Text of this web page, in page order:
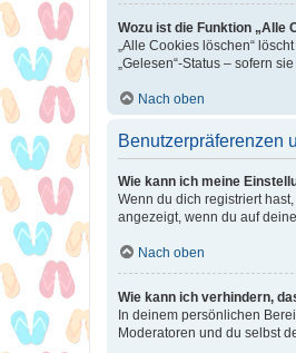
Wozu ist die Funktion „Alle
„Alle Cookies löschen“
„Gelesen“-Status – sofern
Nach oben
Benutzerpräferenzen
Wie kann ich meine
Wenn du dich registriert
angezeigt, wenn du auf
Nach oben
Wie kann ich verhindern,
In deinem persönlichen
Moderatoren und du selbst